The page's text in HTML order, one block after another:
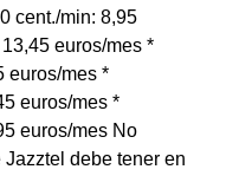
cent./min: 8,95
euros/mes *
euros/mes *
euros/mes *
euros/mes No
debe tener en